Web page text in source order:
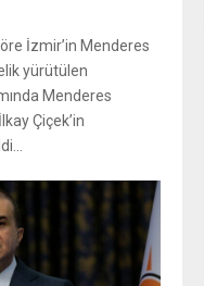
İzmir’in Menderes
yürütülen
Menderes
Çiçek’in